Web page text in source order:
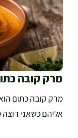
מרק קובה
מרק קובה כתום
אליהם כשאני